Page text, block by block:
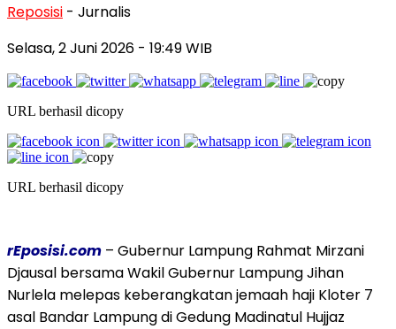
Reposisi - Jurnalis
Selasa, 2 Juni 2026 - 19:49 WIB
URL berhasil dicopy
URL berhasil dicopy
rEposisi.com – Gubernur Lampung Rahmat Mirzani
Djausal bersama Wakil Gubernur Lampung Jihan
Nurlela melepas keberangkatan jemaah haji Kloter 7
asal Bandar Lampung di Gedung Madinatul Hujjaz